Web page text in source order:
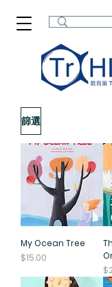
篩選
My Ocean Tree
價格
$15.00